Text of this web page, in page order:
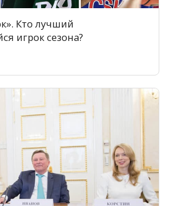
Кто лучший
игрок сезона?